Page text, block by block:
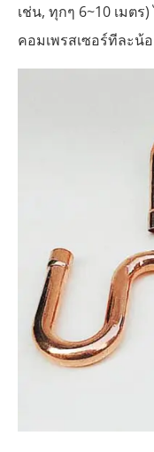
เช่น, ทุกๆ 6~10 เมต
คอมเพรสเซอร์ทีละน้